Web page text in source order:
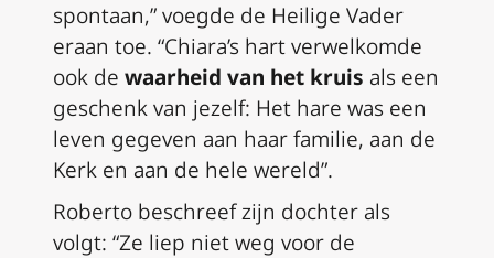
spontaan,” voegde de Heilige Vader
eraan toe. “Chiara’s hart verwelkomde
ook de waarheid van het kruis als een
geschenk van jezelf: Het hare was een
leven gegeven aan haar familie, aan de
Kerk en aan de hele wereld”.
Roberto beschreef zijn dochter als
volgt: “Ze liep niet weg voor de